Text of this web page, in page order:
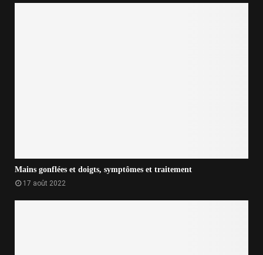
Mains gonflées et doigts, symptômes et traitement
17 août 2022